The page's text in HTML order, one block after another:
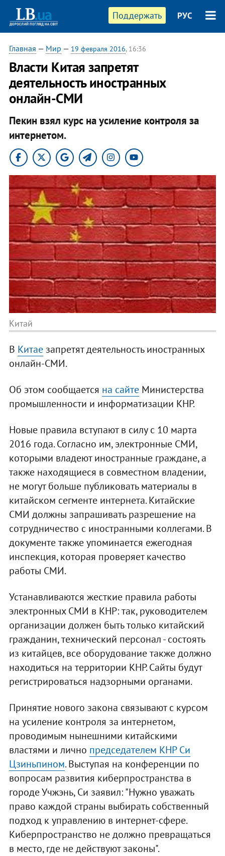
Поддержать РУС
Главная — Мир — 19 февраля 2016, 16:36
Власти Китая запретят
деятельность иностранных
онлайн-СМИ
Пекин взял курс на усиление контроля за
интернетом.
Китай
В Китаезапретят деятельность иностранных
онлайн-СМИ.
Об этом сообщается на сайтеМинистерства
промышленности и информатизации КНР.
Новые правила вступают в силу с 10 марта
2016 года. Согласно им, электронные СМИ,
которыми владеют иностранные граждане, а
также находящиеся в совместном владении,
не могут больше публиковать материалы в
китайском сегменте интернета. Китайские
СМИ должны запрашивать разрешение на
сотрудничество с иностранными коллегами. В
документе также упоминается ежегодная
инспекция, которая проверяет качество
работы СМИ.
Устанавливаются жесткие правила работы
электронных СМИ в КНР: так, руководителем
организации должен быть только китайский
гражданин, технический персонал - состоять
из китайцев, все оборудование также должно
находиться на территории КНР. Сайты будут
регистрироваться надзорными органами.
Принятие нового закона связывают с курсом
на усиление контроля за интернетом,
проводимым нынешними китайскими
властями и лично председателем КНР Си
Цзиньпином. Выступая на конференции по
вопросам развития киберпространства в
городе Учжэнь, Си заявил: "Нужно уважать
право каждой страны выбирать собственный
подход к управлению в интернет-сфере.
Киберпространство не должно превращаться
в место, где не действуют законы".